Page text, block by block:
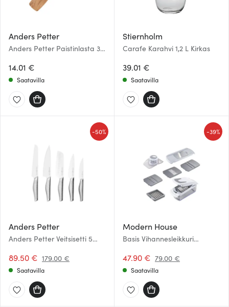
Anders Petter
Anders Petter Paistinlasta 35
14.01 €
Saatavilla
Stiernholm
Carafe Karahvi 1,2 L Kirkas
39.01 €
Saatavilla
Anders Petter
Anders Petter Veitsisetti 5
89.50 € 179.00 €
-50%
Saatavilla
Modern House
Basis Vihannesleikkuri
47.90 € 79.00 €
-39%
Saatavilla